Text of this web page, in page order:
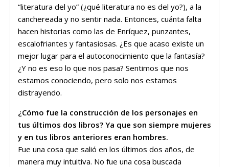
“literatura del yo” (¿qué literatura no es del yo?), a la
canchereada y no sentir nada. Entonces, cuánta falta
hacen historias como las de Enríquez, punzantes,
escalofriantes y fantasiosas. ¿Es que acaso existe un
mejor lugar para el autoconocimiento que la fantasía?
¿Y no es eso lo que nos pasa? Sentimos que nos
estamos conociendo, pero solo nos estamos
distrayendo.
¿Cómo fue la construcción de los personajes en
tus últimos dos libros? Ya que son siempre mujeres
y en tus libros anteriores eran hombres.
Fue una cosa que salió en los últimos dos años, de
manera muy intuitiva. No fue una cosa buscada